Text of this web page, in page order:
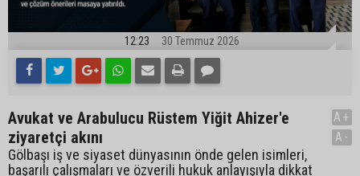
12:23 30 Temmuz 2026
Avukat ve Arabulucu Rüstem Yiğit Ahizer'e
ziyaretçi akını
Gölbaşı iş ve siyaset dünyasının önde gelen isimleri,
başarılı çalışmaları ve özverili hukuk anlayışıyla dikkat
A+
A-